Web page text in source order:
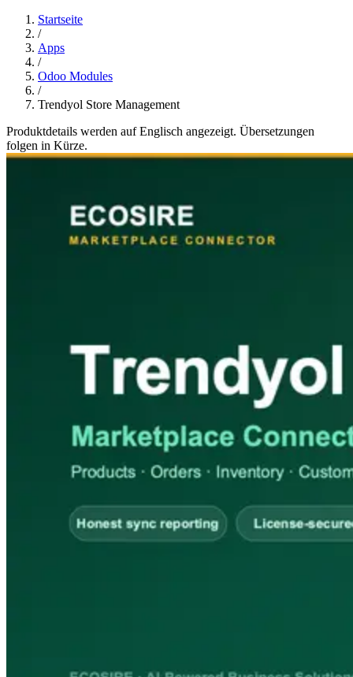
Startseite
/
Apps
/
Odoo Modules
/
Trendyol Store Management
Produktdetails werden auf Englisch angezeigt. Übersetzungen
folgen in Kürze.